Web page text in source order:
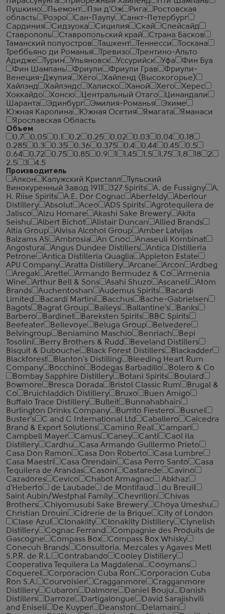
Пушкино
Пьемонт Пэи д'Ож Рига
Ростовская
область
Роэро Сан-Паулу
Санкт-Петербург
Сардиния
Сидзуока Сицилия Скай
Спейсайд
Ставрополь
Ставропольский край
Страна Басков
Таманский полуостров
Ташкент Теннесси
Тоскана
Треббьяно ди Романья
Тревизо
Трентино-Альто
Адидже
Турин Ульяновск Уссурийск Уфа
Фин Буа
Фин Шампань
Фриули Фриули Грав
Фриули-
Венеция-Джулия
Хёго
Хайленд (Высокогорье)
Хайлэнд
Хайлэндс Халиско Ханой Хего
Херес
Хоккайдо
Хонсю Центральный Отаго
Цинандали
Шаранта
Эдинбург Эмилия-Романья
Эхиме
Южная Каролина
Южная Осетия Ямагата
Яманаси
Ярославская Область
Объем
0.7
0.05 0.1 0.2 0.25 0.02 0.03 0.04
0.18
0.285
0.3 0.35 0.36 0.375 0.4 0.44 0.45
0.5
0.64
0.72 0.75 0.85 0.9 1.45 1.5 1.75 1.8 18
2
2.5
3
4.5
Производитель
Алкон
Калужский Кристалл
Тульский
Винокуренный Завод 1911
327 Spirits A. de Fussigny
A.
H. Riise Spirits
A.E. Dor Cognac Aberfeldy
Aberlour
Distillery
Absolut Aceo ADS Spirits
Agrotequilera de
Jalisco
Aizu Homare Akashi Sake Brewery
Akita
Seishu
Albert Bichot Alistair Duncan
Allied Brands
Altia Group
Alvisa Alcohol Group
Amber Latvijas
Balzams AS
Ambrosia An Cnoc
Anaseuli Kombinat
Angostura
Angus Dundee Distillers
Antica Distilleria
Petrone
Antica Distilleria Quaglia
Appleton Estate
APU Company
Aratta Distillery Arcane Arcon
Ardbeg
Aregak
Arette Armando Bermudez & Co
Armenia
Wine
Arthur Bell & Sons Asahi Shuzo Ascaneli
Atom
Brands
Auchentoshan Audemus Spirits
Bacardi
Limited
Bacardi Martini Bacchus
Bache-Gabrielsen
Bagots
Bagrat Group Baileys Ballantine's
Banks
Barbero
Bardinet Bareksten Spirits
BBC Spirits
Beefeater
Bellevoye Beluga Group
Belvedere
Belvingroup
Beniamino Maschio Benriach
Bepi
Tosolini
Berry Brothers & Rudd
Beveland Distillers
Bisquit & Dubouche
Black Forest Distillers
Blackadder
Blackforest
Blanton's Distilling
Bleeding Heart Rum
Company
Bocchino Bodegas Barbadillo
Bolero & Co
Bombay Sapphire Distillery
Botani Spirits
Boulard
Bowmore
Bresca Dorada Bristol Classic Rum
Brugal &
Co
Bruichladdich Distillery Bruxo
Buen Amigo
Buffalo Trace Distillery
Bulleit
Bunnahabhain
Burlington Drinks Company
Burrito Fiestero
Busnel
Buster's
C and C International Ltd Caballero
Caicedra
Brand & Export Solutions
Camino Real
Campari
Campbell Mayer
Camus Caney Canti
Caol Ila
Distillery
Cardhu
Casa Armando Guillermo Prieto
Casa Don Ramon
Casa Don Roberto
Casa Lumbre
Casa Maestri
Casa Orendain Casa Perro Santo
Casa
Tequilera de Arandas
Casoni Castarede
Cavino
Cazadores
Cevico Chabot Armagnac
Abkhaz
d'Heberto
de Laubade de Montifaud
du Breuil
Saint Aubin/Westphal Family
Chevrillon
Chivas
Brothers
Chiyomusubi Sake Brewery
Choya Umeshu
Christian Drouin
Cidrerie de la Brique
City of London
Clase Azul
Clonakilty Clonakilty Distillery
Clynelish
Distillery
Cognac Ferrand
Compagnie des Produits de
Gascogne
Compass Box
Compass Box Whisky
Conecuh Brands
Consultoria. Mezcales y Agaves Metl
S.P.R. de R.L.
Contrabando
Cooley Distillery
Cooperativa Tequilera La Magdalena
Cooymans
Coquerel
Corporacion Cuba Ron
Corporacion Cuba
Ron S.A.
Courvoisier Cragganmore
Cragganmore
Distillery
Cubaron Dalmore Daniel Bouju
Danish
Distillers
Darroze Dartigalongue
David Sarajishvili
and Eniseli
De Kuyper Deanston
Delamain